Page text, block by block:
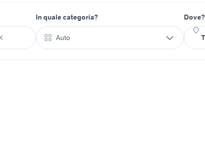
In quale categoria?
Auto
Dove?